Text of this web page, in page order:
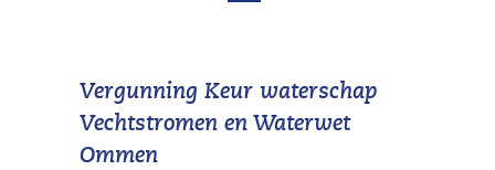
b
e
k
e
n
Vergunning Keur waterschap
Vechtstromen en Waterwet
Ommen(